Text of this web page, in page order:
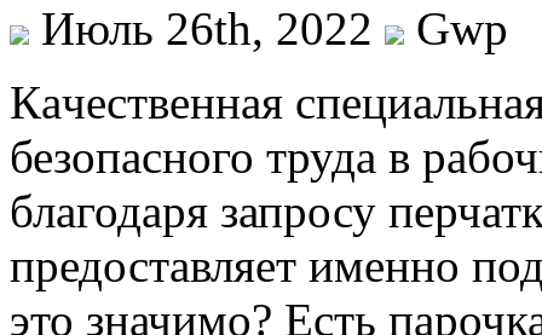
Июль 26th, 2022
Gwp
Кaчeствeннaя
безопасного труда в
благодаря запросу
предоставляет именно
это значимо? Есть